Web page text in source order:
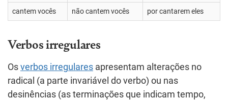
cantem vocês não cantem vocês por cantarem eles
Verbos irregulares
Os verbos irregulares apresentam alterações no
radical (a parte invariável do verbo) ou nas
desinências (as terminações que indicam tempo,